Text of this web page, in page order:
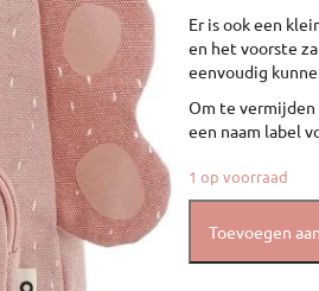
Er is ook een
en het voorste
eenvoudig
Om te vermijden
een naam label
1 op voorraad
Toevoegen